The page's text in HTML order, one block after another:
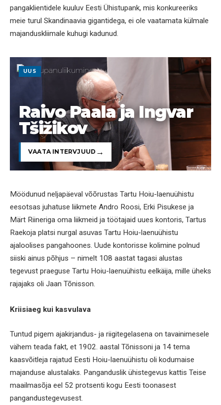
pangaklientidele kuuluv Eesti Ühistupank, mis konkureeriks
meie turul Skandinaavia gigantidega, ei ole vaatamata külmale
majanduskliimale kuhugi kadunud.
UUS
Raivo Paala ja Ingvar
Tšižikov
VAATA INTERVJUUD
Möödunud neljapäeval võõrustas Tartu Hoiu-laenuühistu
eesotsas juhatuse liikmete Andro Roosi, Erki Pisukese ja
Märt Riineriga oma liikmeid ja töötajaid uues kontoris, Tartus
Raekoja platsi nurgal asuvas Tartu Hoiu-laenuühistu
ajaloolises pangahoones. Uude kontorisse kolimine polnud
siiski ainus põhjus – nimelt 108 aastat tagasi alustas
tegevust praeguse Tartu Hoiu-laenuühistu eelkäija, mille üheks
rajajaks oli Jaan Tõnisson.
Kriisiaeg kui kasvulava
Tuntud pigem ajakirjandus- ja riigitegelasena on tavainimesele
vähem teada fakt, et 1902. aastal Tõnissoni ja 14 tema
kaasvõitleja rajatud Eesti Hoiu-laenuühistu oli kodumaise
majanduse alustalaks. Panganduslik ühistegevus kattis Teise
maailmasõja eel 52 protsenti kogu Eesti toonasest
pangandustegevusest.